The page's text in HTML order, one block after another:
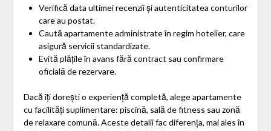
Verifică data ultimei recenzii și autenticitatea conturilor
care au postat.
Caută apartamente administrate în regim hotelier, care
asigură servicii standardizate.
Evită plățile în avans fără contract sau confirmare
oficială de rezervare.
Dacă îți dorești o experiență completă, alege apartamente
cu facilități suplimentare: piscină, sală de fitness sau zonă
de relaxare comună. Aceste detalii fac diferența, mai ales în